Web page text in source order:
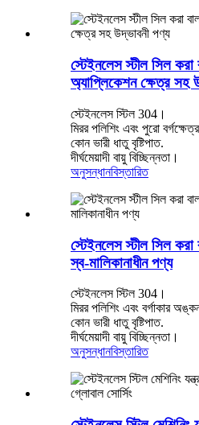
স্টেইনলেস স্টীল সিল
অ্যাপ্লিকেশন ক্ষেত্র সহ
স্টেইনলেস স্টিল 304।
মিরর পলিশিং এবং পুরো
কোন ভারী ধাতু বৃষ্টিপাত.
দীর্ঘমেয়াদী বায়ু বিচ্ছিন্নতা।
অনুসন্ধানবিস্তারিত
স্টেইনলেস স্টীল সিল
স্ব-মালিকানাধীন পণ্য
স্টেইনলেস স্টিল 304।
মিরর পলিশিং এবং বর্গাকার
কোন ভারী ধাতু বৃষ্টিপাত.
দীর্ঘমেয়াদী বায়ু বিচ্ছিন্নতা।
অনুসন্ধানবিস্তারিত